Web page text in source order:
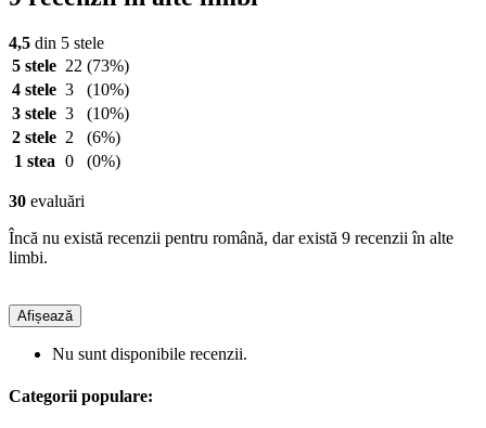
4,5 din 5 stele
5 stele 22 (73%)
4 stele 3
(10%)
3 stele 3
(10%)
2 stele 2
(6%)
1 stea 0 (0%)
30 evaluări
Încă nu există recenzii pentru română, dar există 9 recenzii în alte
limbi.
Afișează
Nu sunt disponibile recenzii.
Categorii populare: